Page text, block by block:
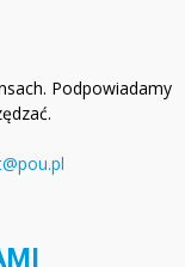
Podpowiadamy